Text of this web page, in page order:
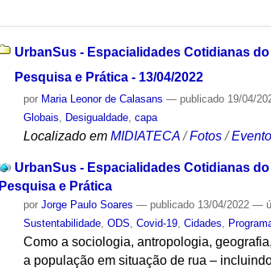
UrbanSus - Espacialidades Cotidianas
Pesquisa e Prática - 13/04/2022
por Maria Leonor de Calasans — publicado 19/04/
Globais
Desigualdade ,capa
Localizado em MIDIATECA /Fotos /
UrbanSus - Espacialidades Cotidianas
Pesquisa e Prática
porJorge Paulo Soares — publicado 13/04/2022—
Sustentabilidade ,ODS ,Covid-19 ,Cidades
Como a sociologia, antropologia,
a população em situação de rua –